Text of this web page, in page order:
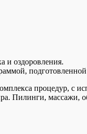
и оздоровления.
процедур, с
Пилинги, массажи,